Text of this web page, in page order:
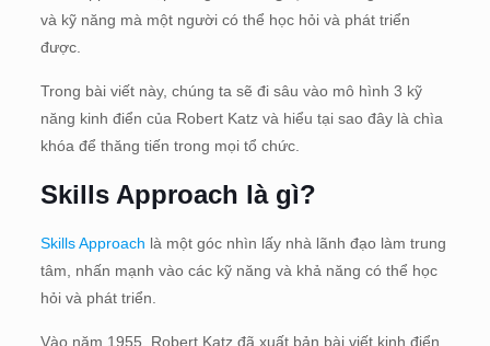
và kỹ năng mà một người có thể học hỏi và phát triển
được.
Trong bài viết này, chúng ta sẽ đi sâu vào mô hình 3 kỹ
năng kinh điển của Robert Katz và hiểu tại sao đây là chìa
khóa để thăng tiến trong mọi tổ chức.
Skills Approach là gì?
Skills Approach là một góc nhìn lấy nhà lãnh đạo làm trung
tâm, nhấn mạnh vào các kỹ năng và khả năng có thể học
hỏi và phát triển
Vào năm 1955, Robert Katz đã xuất bản bài viết kinh điển